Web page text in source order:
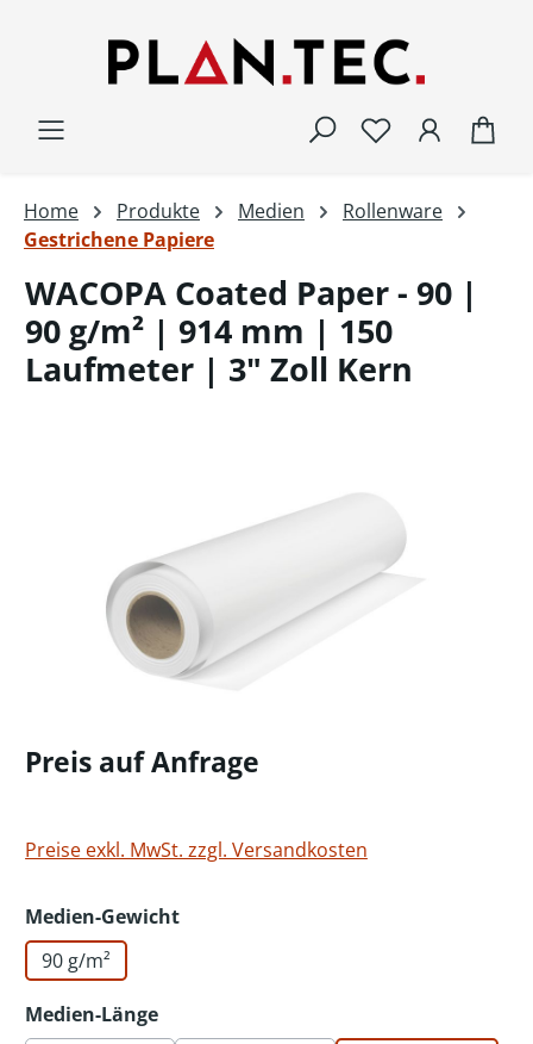
Home Produkte Medien
Rollenware
Gestrichene Papiere
WACOPA Coated Paper - 90 |
90 g/m² | 914 mm | 150
Laufmeter | 3" Zoll Kern
Preis auf Anfrage
Preise exkl. MwSt. zzgl. Versandkosten
Medien-Gewichtauswählen
90 g/m²
Medien-Längeauswählen